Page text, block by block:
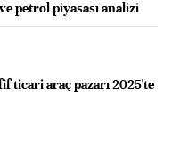
petrol piyasası analizi
ticari araç pazarı 2025'te